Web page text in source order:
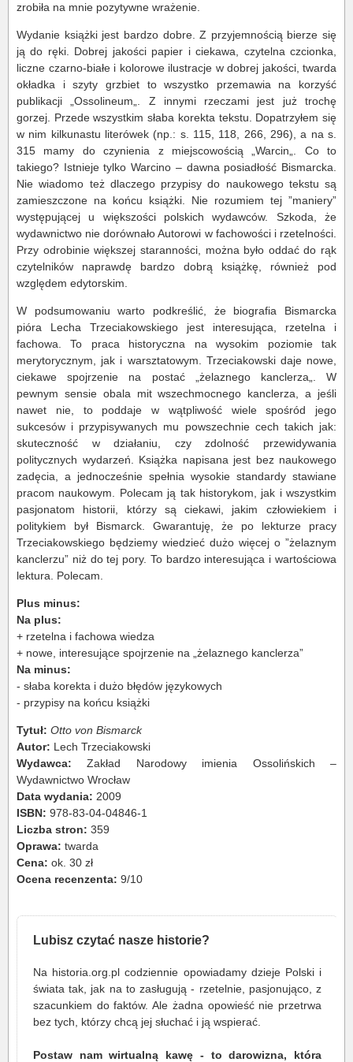
zrobiła na mnie pozytywne wrażenie.
Wydanie książki jest bardzo dobre. Z przyjemnością bierze się
ją do ręki. Dobrej jakości papier i ciekawa, czytelna czcionka,
liczne czarno-białe i kolorowe ilustracje w dobrej jakości, twarda
okładka i szyty grzbiet to wszystko przemawia na korzyść
publikacji „Ossolineum„. Z innymi rzeczami jest już trochę
gorzej. Przede wszystkim słaba korekta tekstu. Dopatrzyłem się
w nim kilkunastu literówek (np.: s. 115, 118, 266, 296), a na s.
315 mamy do czynienia z miejscowością „Warcin„. Co to
takiego? Istnieje tylko Warcino – dawna posiadłość Bismarcka.
Nie wiadomo też dlaczego przypisy do naukowego tekstu są
zamieszczone na końcu książki. Nie rozumiem tej ”maniery”
występującej u większości polskich wydawców. Szkoda, że
wydawnictwo nie dorównało Autorowi w fachowości i rzetelności.
Przy odrobinie większej staranności, można było oddać do rąk
czytelników naprawdę bardzo dobrą książkę, również pod
względem edytorskim.
W podsumowaniu warto podkreślić, że biografia Bismarcka
pióra Lecha Trzeciakowskiego jest interesująca, rzetelna i
fachowa. To praca historyczna na wysokim poziomie tak
merytorycznym, jak i warsztatowym. Trzeciakowski daje nowe,
ciekawe spojrzenie na postać „żelaznego kanclerza„. W
pewnym sensie obala mit wszechmocnego kanclerza, a jeśli
nawet nie, to poddaje w wątpliwość wiele spośród jego
sukcesów i przypisywanych mu powszechnie cech takich jak:
skuteczność w działaniu, czy zdolność przewidywania
politycznych wydarzeń. Książka napisana jest bez naukowego
zadęcia, a jednocześnie spełnia wysokie standardy stawiane
pracom naukowym. Polecam ją tak historykom, jak i wszystkim
pasjonatom historii, którzy są ciekawi, jakim człowiekiem i
politykiem był Bismarck. Gwarantuję, że po lekturze pracy
Trzeciakowskiego będziemy wiedzieć dużo więcej o ”żelaznym
kanclerzu” niż do tej pory. To bardzo interesująca i wartościowa
lektura. Polecam.
Plus minus:
Na plus:
+ rzetelna i fachowa wiedza
+ nowe, interesujące spojrzenie na „żelaznego kanclerza”
Na minus:
- słaba korekta i dużo błędów językowych
- przypisy na końcu książki
Tytuł: Otto von Bismarck
Autor: Lech Trzeciakowski
Wydawca: Zakład Narodowy imienia Ossolińskich –
Wydawnictwo Wrocław
Data wydania: 2009
ISBN: 978-83-04-04846-1
Liczba stron: 359
Oprawa: twarda
Cena: ok. 30 zł
Ocena recenzenta: 9/10
Lubisz czytać nasze historie?
Na historia.org.pl codziennie opowiadamy dzieje Polski i
świata tak, jak na to zasługują - rzetelnie, pasjonująco, z
szacunkiem do faktów. Ale żadna opowieść nie przetrwa
bez tych, którzy chcą jej słuchać i ją wspierać.
Postaw nam wirtualną kawę - to darowizna, która